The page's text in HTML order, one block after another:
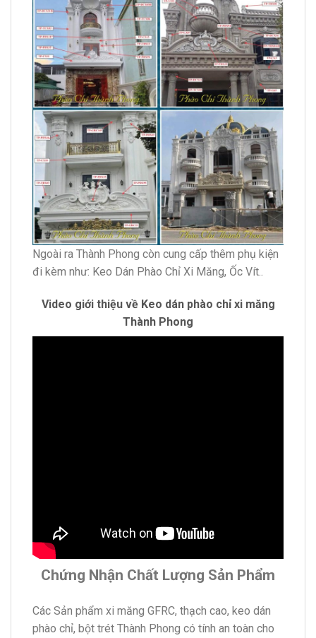
Ngoài ra Thành Phong còn cung cấp thêm phụ kiện
đi kèm như: Keo Dán Phào Chỉ Xi Măng, Ốc Vít..
Video giới thiệu về Keo dán phào chỉ xi măng
Thành Phong
Chứng Nhận Chất Lượng Sản Phẩm
Các Sản phẩm xi măng GFRC, thạch cao, keo dán
phào chỉ, bột trét Thành Phong có tính an toàn cho